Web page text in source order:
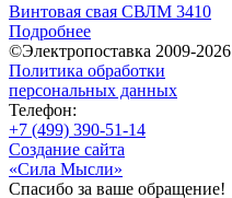
Винтовая свая СВЛМ 3410
Подробнее
©Электропоставка 2009-2026
Политика обработки
персональных данных
Телефон:
+7 (499) 390-51-14
Создание сайта
«Сила Мысли»
Спасибо за ваше обращение!